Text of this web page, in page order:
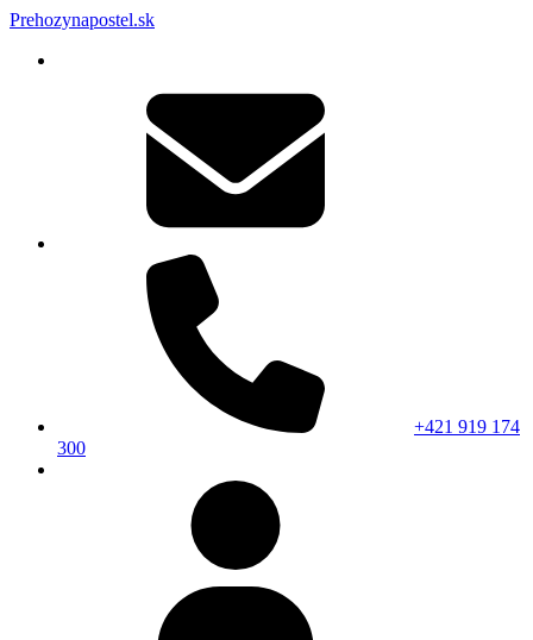
Prehozynapostel.sk
+421 919 174
300